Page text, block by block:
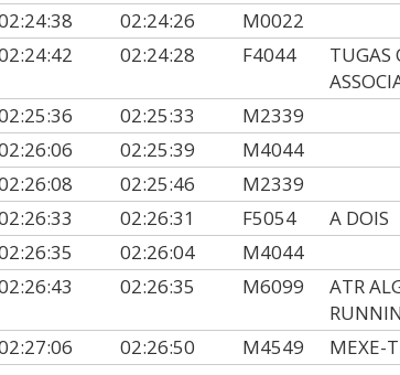
02:24:26 M0022
02:24:28 F4044
TUGAS
02:25:33 M2339
02:25:39 M4044
02:25:46 M2339
02:26:31 F5054 A DOIS
02:26:04 M4044
02:26:35 M6099
ATR
02:26:50 M4549 MEXE-